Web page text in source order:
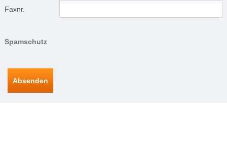
Faxnr.
Spamschutz